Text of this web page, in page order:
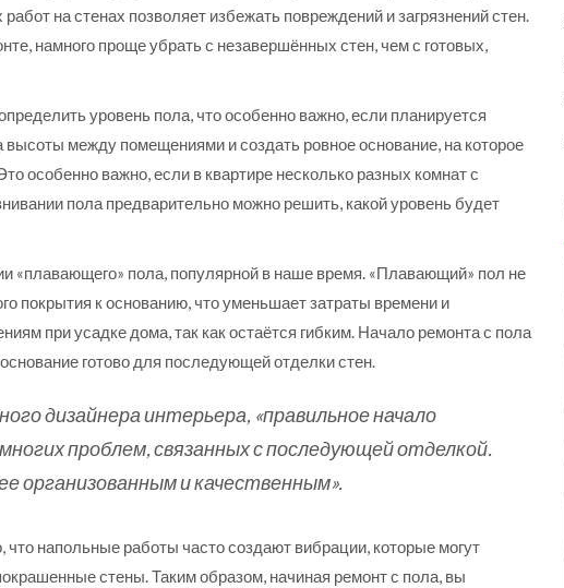
на стенах позволяет избежать повреждений и загрязнений стен.
намного проще убрать с незавершённых стен, чем с готовых,
уровень пола, что особенно важно, если планируется
высоты между помещениями и создать ровное основание, на которое
особенно важно, если в квартире несколько разных комнат с
пола предварительно можно решить, какой уровень будет
«плавающего» пола, популярной в наше время. «Плавающий» пол не
покрытия к основанию, что уменьшает затраты времени и
при усадке дома, так как остаётся гибким. Начало ремонта с пола
готово для последующей отделки стен.
дизайнера интерьера, «правильное начало
проблем, связанных с последующей отделкой.
организованным и качественным».
напольные работы часто создают вибрации, которые могут
стены. Таким образом, начиная ремонт с пола, вы